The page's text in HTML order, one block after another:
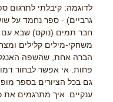
גרביים) - ספר נחמד על
חבר תמים (נוקס) שבא עם
משחקי-מילים קלילים
הברה אחת, שהשפה
פחות. אי אפשר לבחור
גם בכל הציורים בספר
ענקיים. איך מתרגמים את